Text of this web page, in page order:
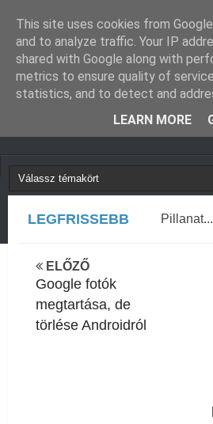
GUGLIVERZUM
LEGFRISSEBB Pillanat...
ELŐZŐ
Google fotók
megtartása, de
törlése Androidról
This site uses cookies from
and to analyze traffic. Your IP
shared with Google along with
metrics to ensure quality of
statistics, and to detect and
LEARN MORE